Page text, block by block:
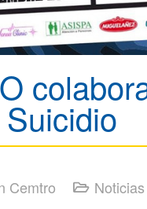
Cemtro Noticias